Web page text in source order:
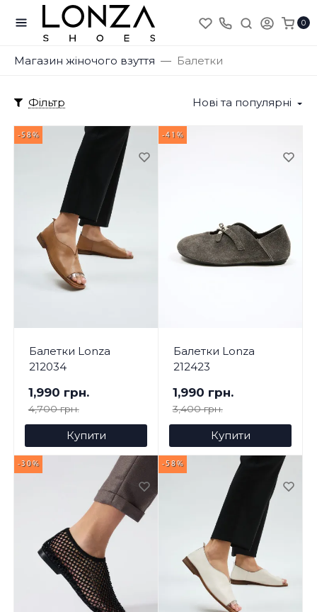
0
Магазин жіночого взуття Балетки
Фільтр Нові та популярні
-58%
Балетки Lonza
212034
1,990 грн.
4,700 грн.
Купити
-41%
Балетки Lonza
212423
1,990 грн.
3,400 грн.
Купити
-30% -58%